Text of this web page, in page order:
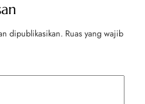
dipublikasikan. Ruas yang wajib